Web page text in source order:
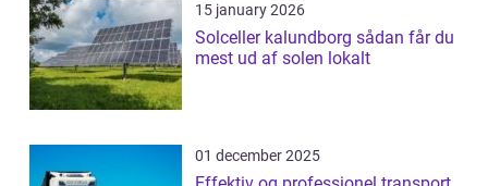
15 january 2026
Solceller kalundborg sådan får du
mest ud af solen lokalt
01 december 2025